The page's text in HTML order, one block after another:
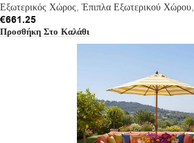
Εξωτερικός Χώρος, Έπιπλα Εξωτερικού Χώρου,
€661.25
Προσθήκη Στο Καλάθι